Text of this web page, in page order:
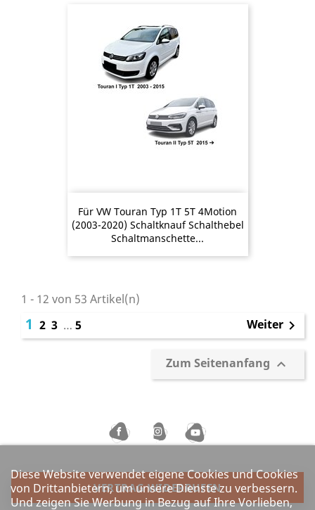
Für VW Touran Typ 1T 5T 4Motion
(2003-2020) Schaltknauf Schalthebel
Schaltmanschette...
1 - 12 von 53 Artikel(n)
1 2 3 … 5 Weiter 
Zum Seitenanfang 
Diese Website verwendet eigene Cookies und Cookies
von Drittanbietern, um unsere Dienste zu verbessern.
Und zeigen Sie Werbung in Bezug auf Ihre Vorlieben,
VERTRAG WIDERRUFEN